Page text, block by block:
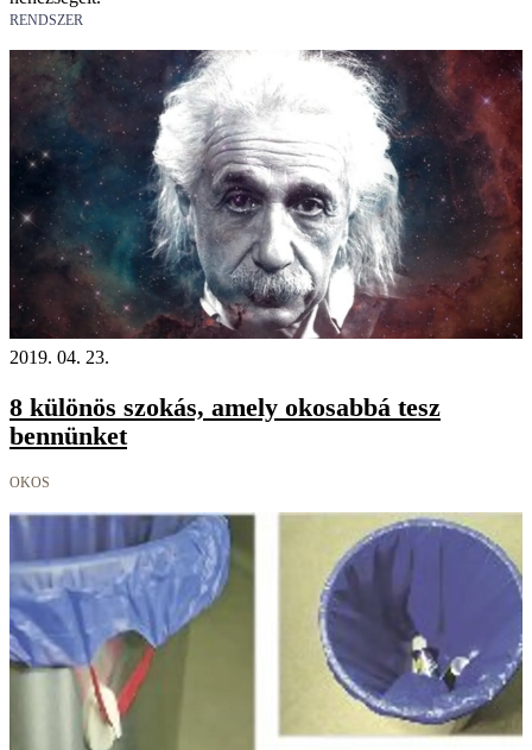
RENDSZER
2019. 04. 23.
8 különös szokás, amely okosabbá tesz
bennünket
OKOS